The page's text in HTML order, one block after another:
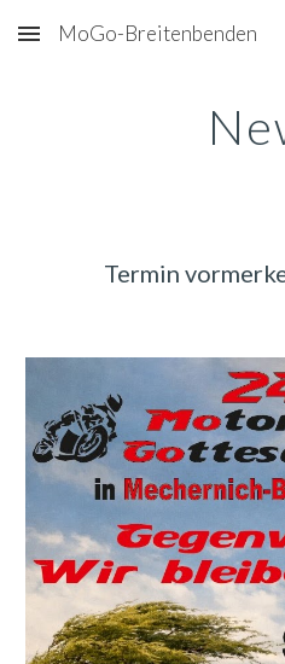
Skip to main content
MoGo-Breitenbenden
Termin